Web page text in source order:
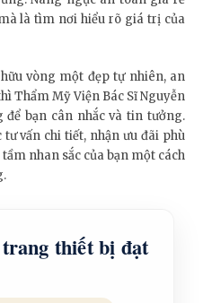
là tìm nơi hiểu rõ giá trị của
vòng một đẹp tự nhiên, an
Thẩm Mỹ Viện Bác Sĩ Nguyễn
bạn cân nhắc và tin tưởng.
vấn chi tiết, nhận ưu đãi phù
nhan sắc của bạn một cách
thiết bị đạt